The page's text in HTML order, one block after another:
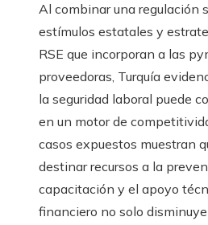
Al combinar una regulación
estímulos estatales y
RSE que incorporan a las
proveedoras, Turquía
la seguridad laboral puede
en un motor de
casos expuestos muestran
destinar recursos a la
capacitación y el apoyo
financiero no solo